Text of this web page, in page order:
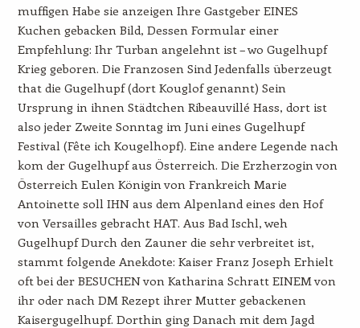
muffigen Habe sie anzeigen Ihre Gastgeber EINES
Kuchen gebacken Bild, Dessen Formular einer
Empfehlung: Ihr Turban angelehnt ist – wo Gugelhupf
Krieg geboren. Die Franzosen Sind Jedenfalls überzeugt
that die Gugelhupf (dort Kouglof genannt) Sein
Ursprung in ihnen Städtchen Ribeauvillé Hass, dort ist
also jeder Zweite Sonntag im Juni eines Gugelhupf
Festival (Fête ich Kougelhopf). Eine andere Legende nach
kom der Gugelhupf aus Österreich. Die Erzherzogin von
Österreich Eulen Königin von Frankreich Marie
Antoinette soll IHN aus dem Alpenland eines den Hof
von Versailles gebracht HAT. Aus Bad Ischl, weh
Gugelhupf Durch den Zauner die sehr verbreitet ist,
stammt folgende Anekdote: Kaiser Franz Joseph Erhielt
oft bei der BESUCHEN von Katharina Schratt EINEM von
ihr oder nach DM Rezept ihrer Mutter gebackenen
Kaisergugelhupf. Dorthin ging Danach mit dem Jagd